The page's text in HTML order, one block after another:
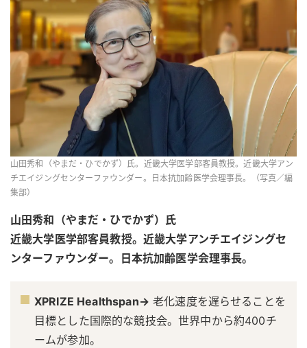
山田秀和（やまだ・ひでかず）氏。近畿大学医学部客員教授。近畿大学アン
チエイジングセンターファウンダー。日本抗加齢医学会理事長。（写真／編
集部）
山田秀和（やまだ・ひでかず）氏
近畿大学医学部客員教授。近畿大学アンチエイジングセ
ンターファウンダー。日本抗加齢医学会理事長。
XPRIZE Healthspan→ 老化速度を遅らせることを
目標とした国際的な競技会。世界中から約400チ
ームが参加。